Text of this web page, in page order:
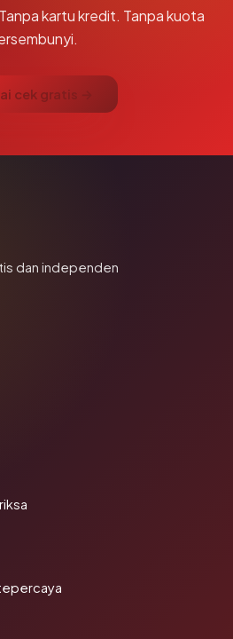
kartu kredit. Tanpa kuota
cek gratis →
dan independen